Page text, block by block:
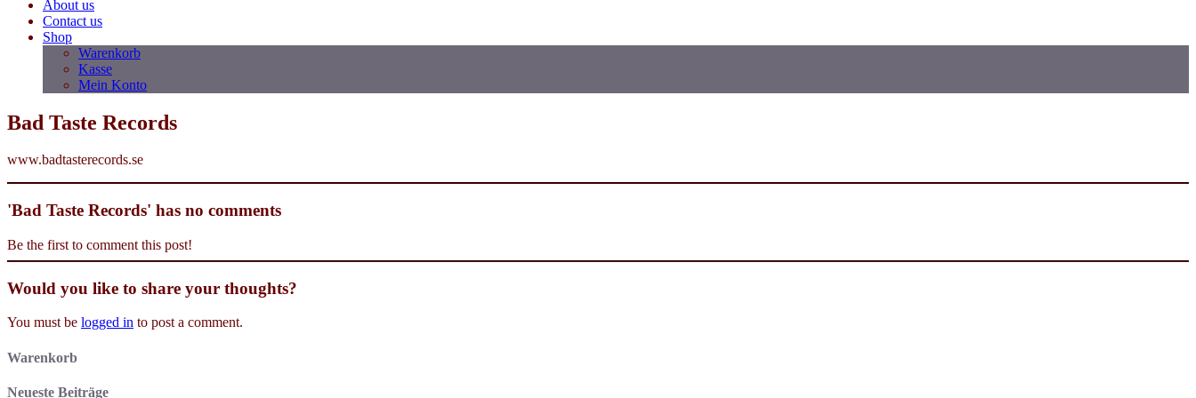
About us
Contact us
Shop
Warenkorb
Kasse
Mein Konto
Bad Taste Records
www.badtasterecords.se
'Bad Taste Records' has no comments
Be the first to comment this post!
Would you like to share your thoughts?
You must be logged in to post a comment.
Warenkorb
Neueste Beiträge